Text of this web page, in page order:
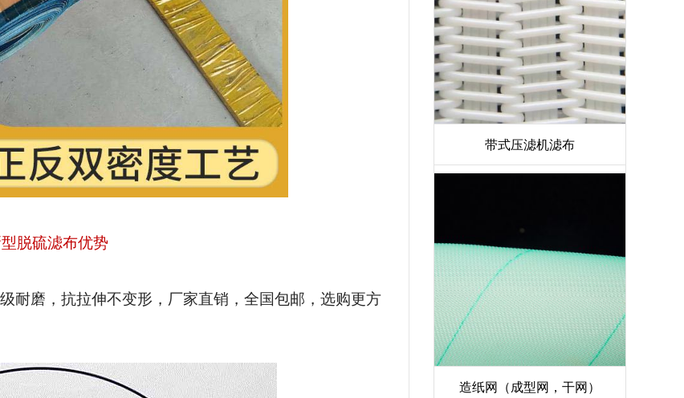
脱硫滤布优势
耐磨，抗拉伸不变形，厂家直销，全国包邮，选购更方
带式压滤机滤布
造纸网（成型网，干网）